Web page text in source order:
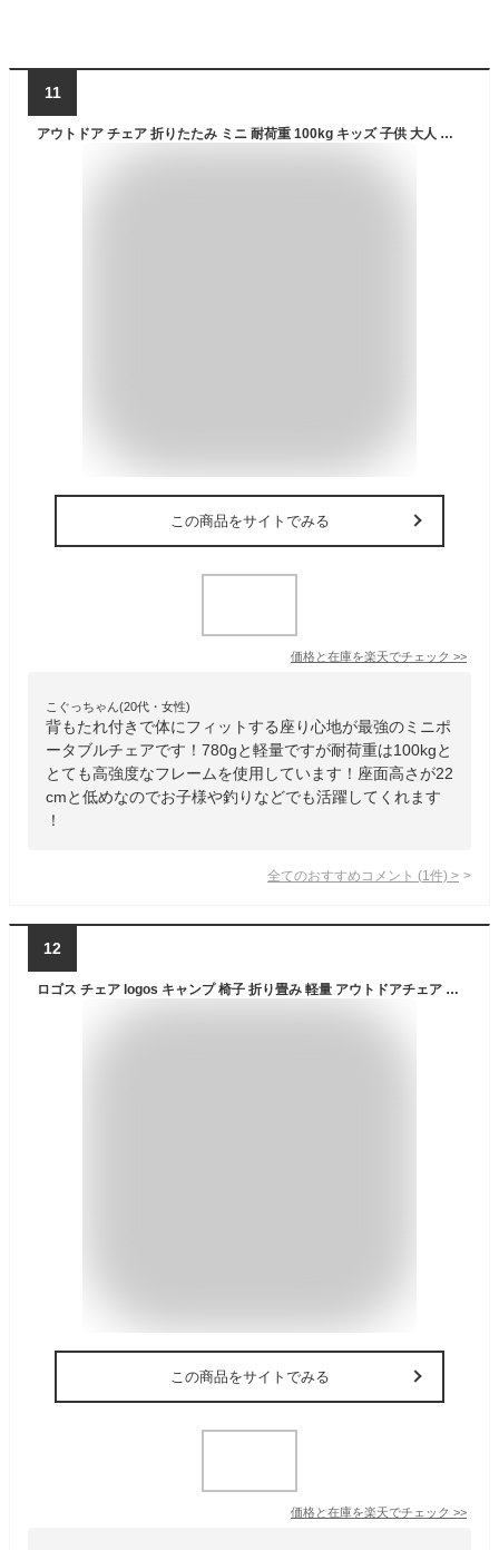
11
アウトドア チェア 折りたたみ ミニ 耐荷重 100kg キッズ 子供 大人 キャンプ 椅子 軽量 チェア アルミ製 コンパクト アウトドア キャンプ バーベキュー BBQ お花見 いす ポータブル アウトドアチェア FIELDOOR ●[送料無料]
この商品をサイトでみる
価格と在庫を楽天でチェック >>
こぐっちゃん(20代・女性)
背もたれ付きで体にフィットする座り心地が最強のミニポ
ータブルチェアです！780gと軽量ですが耐荷重は100kgと
とても高強度なフレームを使用しています！座面高さが22
cmと低めなのでお子様や釣りなどでも活躍してくれます
！
全てのおすすめコメント (1 件) >
12
ロゴス チェア logos キャンプ 椅子 折り畳み 軽量 アウトドアチェア 折りたたみ イス 折りたたみチェア アウトドア 持ち運び コンパクト 収束型 トレッキング レジャー スリム 収納 収納バッグ ブラウン グランベーシック モダンチェア-BC
この商品をサイトでみる
価格と在庫を楽天でチェック >>